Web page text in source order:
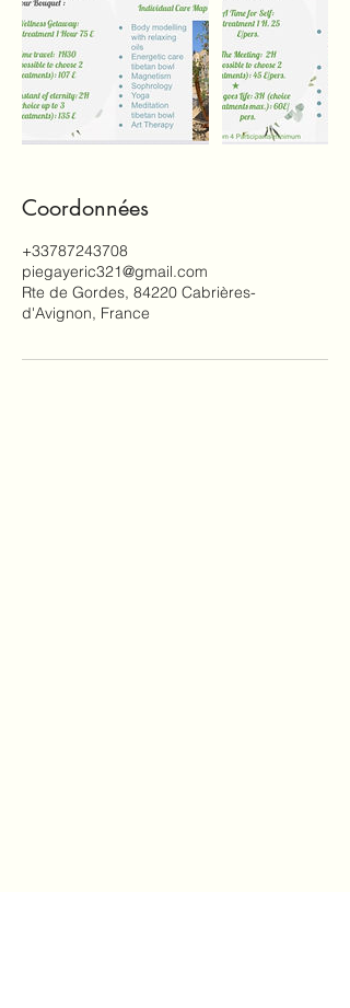
Coordonnées
+33787243708
piegayeric321@gmail.com
Rte de Gordes, 84220 Cabrières-
d'Avignon, France